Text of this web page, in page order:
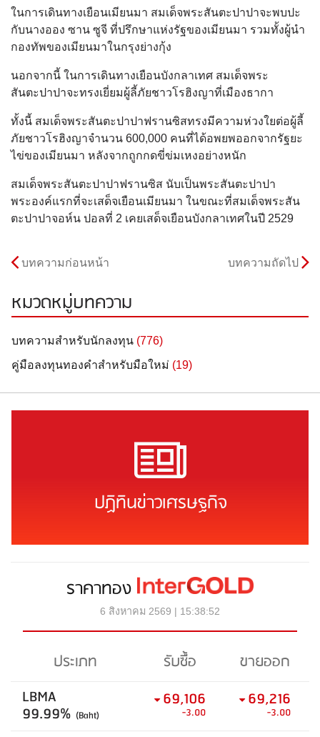
ในการเดินทางเยือนเมียนมา สมเด็จพระสันตะปาปาจะพบปะ
กับนางออง ซาน ซูจี ที่ปรึกษาแห่งรัฐของเมียนมา รวมทั้งผู้นำ
กองทัพของเมียนมาในกรุงย่างกุ้ง
นอกจากนี้ ในการเดินทางเยือนบังกลาเทศ สมเด็จพระ
สันตะปาปาจะทรงเยี่ยมผู้ลี้ภัยชาวโรฮิงญาที่เมืองธากา
ทั้งนี้ สมเด็จพระสันตะปาปาฟรานซิสทรงมีความห่วงใยต่อผู้ลี้
ภัยชาวโรฮิงญาจำนวน 600,000 คนที่ได้อพยพออกจากรัฐยะ
ไข่ของเมียนมา หลังจากถูกกดขี่ข่มเหงอย่างหนัก
สมเด็จพระสันตะปาปาฟรานซิส นับเป็นพระสันตะปาปา
พระองค์แรกที่จะเสด็จเยือนเมียนมา ในขณะที่สมเด็จพระสัน
ตะปาปาจอห์น ปอลที่ 2 เคยเสด็จเยือนบังกลาเทศในปี 2529
บทความก่อนหน้า บทความถัดไป
หมวดหมู่บทความ
บทความสำหรับนักลงทุน (776)
คู่มือลงทุนทองคำสำหรับมือใหม่ (19)
ปฏิทินข่าวเศรษฐกิจ
ราคาทอง
6 สิงหาคม 2569 | 15:38:52
ประเภท รับซื้อ
ขายออก
LBMA
99.99% (Baht)
69,106
-3.00
69,216
-3.00